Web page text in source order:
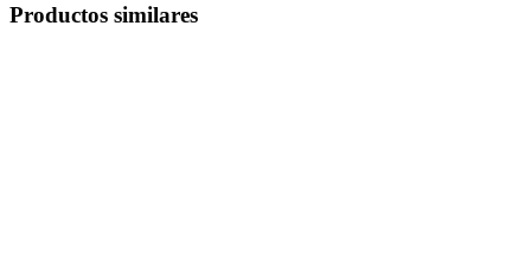
Productos similares